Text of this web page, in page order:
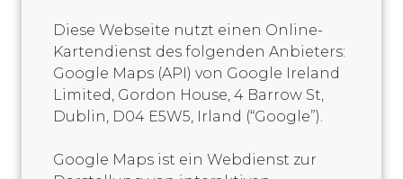
Diese Webseite nutzt einen Online-
Kartendienst des folgenden Anbieters:
Google Maps (API) von Google Ireland
Limited, Gordon House, 4 Barrow St,
Dublin, D04 E5W5, Irland (“Google”).
Google Maps ist ein Webdienst zur